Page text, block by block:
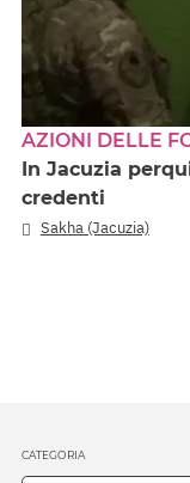
AZIONI DELLE
In Jacuzia
credenti
Sakha (Jacuzia)
CATEGORIA